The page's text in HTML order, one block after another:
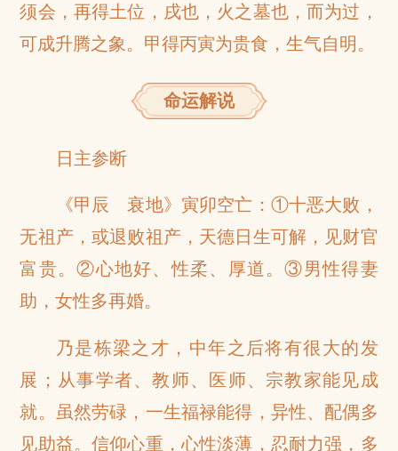
须会，再得土位，戌也，火之墓也，而为过，
可成升腾之象。甲得丙寅为贵食，生气自明。
命运解说
日主参断
《甲辰 衰地》寅卯空亡：①十恶大败，
无祖产，或退败祖产，天德日生可解，见财官
富贵。②心地好、性柔、厚道。③男性得妻
助，女性多再婚。
乃是栋梁之才，中年之后将有很大的发
展；从事学者、教师、医师、宗教家能见成
就。虽然劳碌，一生福禄能得，异性、配偶多
见助益。信仰心重，心性淡薄，忍耐力强，多